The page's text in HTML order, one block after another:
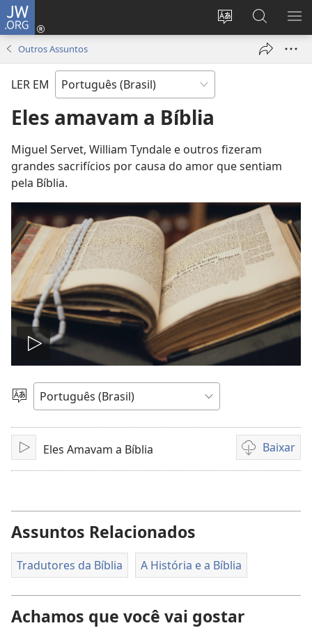
JW.ORG
Mudar
idioma
Log
janela)
Buscar
no
JW.ORG
Outros Assuntos
LER EM
Eles amavam a Bíblia
Miguel Servet, William Tyndale e outros fizeram
grandes sacrifícios por causa do amor que sentiam
pela Bíblia.
Reproduzir
vídeo
Escolher
idioma
Reproduzir
Eles Amavam a Bíblia Baixar
Opções
de
Assuntos Relacionados
Tradutores da Bíblia A História e a Bíblia
Achamos que você vai gostar